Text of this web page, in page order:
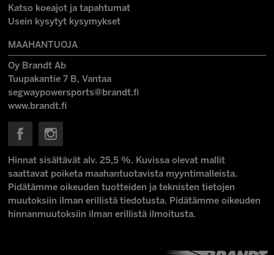
Katso koeajot ja tapahtumat
Usein kysytyt kysymykset
MAAHANTUOJA
Oy Brandt Ab
Tuupakantie 7 B, Vantaa
segwaypowersports@brandt.fi
www.brandt.fi
Hinnat sisältävät alv. 25,5 %. Kuvissa olevat mallit
saattavat poiketa maahantuotavista myyntimalleista.
Pidätämme oikeuden tuotteiden ja teknisten tietojen
muutoksiin ilman erillistä tiedotusta. Pidätämme oikeuden
hinnanmuutoksiin ilman erillistä ilmoitusta.